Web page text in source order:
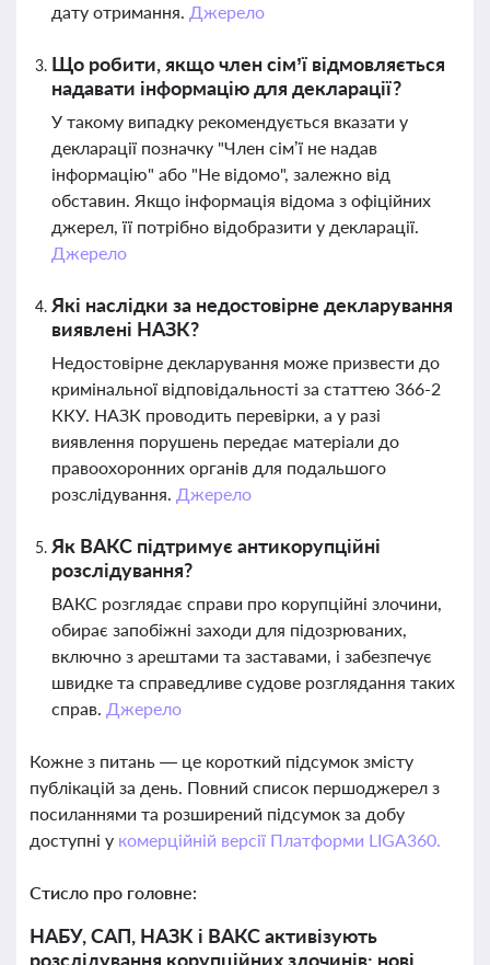
дату отримання. Джерело
Що робити, якщо член сім’ї відмовляється
надавати інформацію для декларації?
У такому випадку рекомендується вказати у
декларації позначку "Член сім’ї не надав
інформацію" або "Не відомо", залежно від
обставин. Якщо інформація відома з офіційних
джерел, її потрібно відобразити у декларації.
Джерело
Які наслідки за недостовірне декларування
виявлені НАЗК?
Недостовірне декларування може призвести до
кримінальної відповідальності за статтею 366-2
ККУ. НАЗК проводить перевірки, а у разі
виявлення порушень передає матеріали до
правоохоронних органів для подальшого
розслідування. Джерело
Як ВАКС підтримує антикорупційні
розслідування?
ВАКС розглядає справи про корупційні злочини,
обирає запобіжні заходи для підозрюваних,
включно з арештами та заставами, і забезпечує
швидке та справедливе судове розглядання таких
справ. Джерело
Кожне з питань — це короткий підсумок змісту
публікацій за день. Повний список першоджерел з
посиланнями та розширений підсумок за добу
доступні у комерційній версії Платформи LIGA360.
Стисло про головне:
НАБУ, САП, НАЗК і ВАКС активізують
розслідування корупційних злочинів: нові